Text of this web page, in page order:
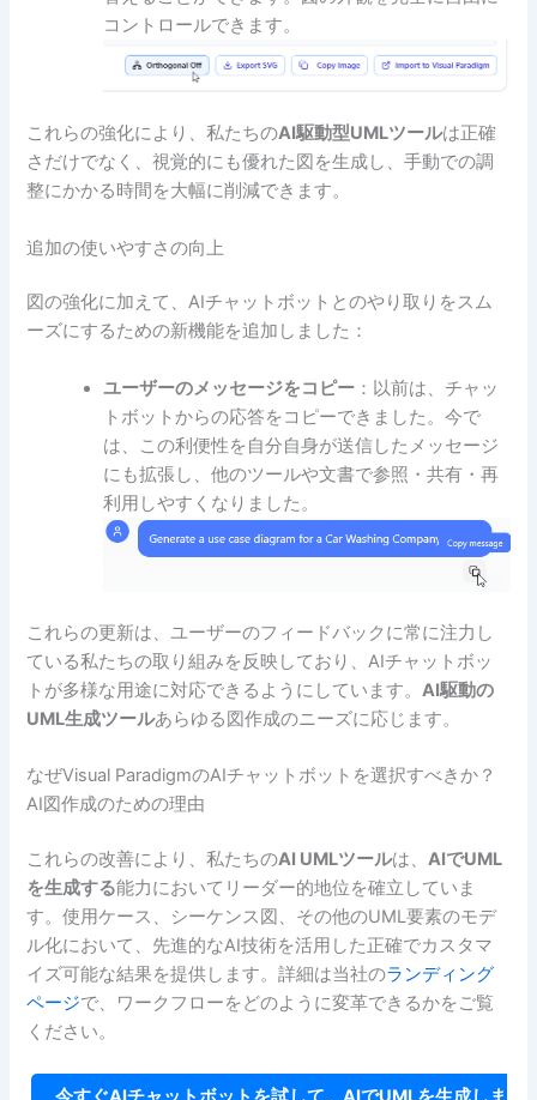
コントロールできます。
これらの強化により、私たちのAI駆動型UMLツールは正確
さだけでなく、視覚的にも優れた図を生成し、手動での調
整にかかる時間を大幅に削減できます。
追加の使いやすさの向上
図の強化に加えて、AIチャットボットとのやり取りをスム
ーズにするための新機能を追加しました：
ユーザーのメッセージをコピー ：以前は、チャッ
トボットからの応答をコピーできました。今で
は、この利便性を自分自身が送信したメッセージ
にも拡張し、他のツールや文書で参照・共有・再
利用しやすくなりました。
これらの更新は、ユーザーのフィードバックに常に注力し
ている私たちの取り組みを反映しており、AIチャットボッ
トが多様な用途に対応できるようにしています。AI駆動の
UML生成ツールあらゆる図作成のニーズに応じます。
なぜVisual ParadigmのAIチャットボットを選択すべきか？
AI図作成のための理由
これらの改善により、私たちのAI UMLツールは、AIでUML
を生成する能力においてリーダー的地位を確立していま
す。使用ケース、シーケンス図、その他のUML要素のモデ
ル化において、先進的なAI技術を活用した正確でカスタマ
イズ可能な結果を提供します。詳細は当社のランディング
ページで、ワークフローをどのように変革できるかをご覧
ください。